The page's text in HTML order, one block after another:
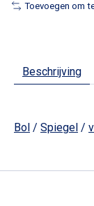
Toevoegen om
Beschrijving
Bol / Spiegel /